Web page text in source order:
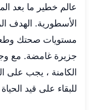
عالم خطير ما بعد
الأسطورية. الهدف
مستويات صحتك
جزيرة غامضة. مع
الكامنة ، يجب على
للبقاء على قيد